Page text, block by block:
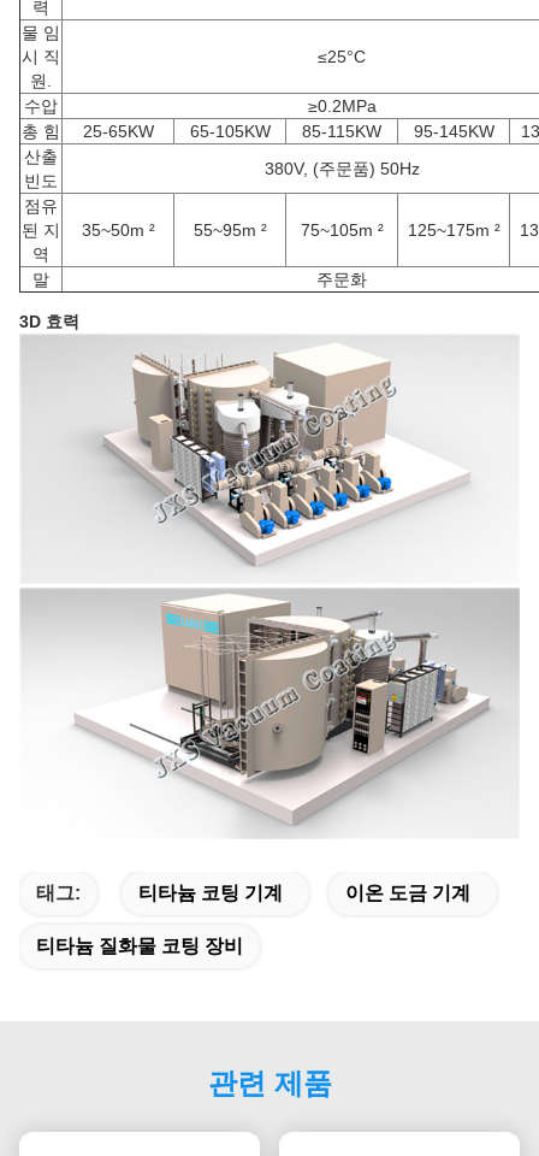
력
물 임
시 직
원.
≤25°C
수압
≥0.2MPa
총 힘
25-65KW 65-105KW 85-115KW 95-145KW
산출
빈도
380V, (주문품) 50Hz
점유
된 지
역
35~50m ² 55~95m ² 75~105m ² 125~175m ²
말 주문화
3D 효력
태그: 티타늄 코팅 기계 이온 도금 기계
티타늄 질화물 코팅 장비
관련 제품